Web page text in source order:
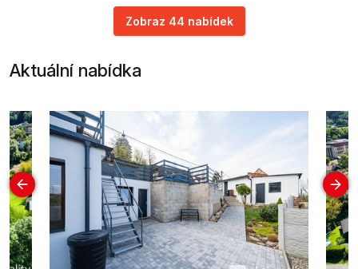
Zobraz 44 nabídek
Aktuální nabídka